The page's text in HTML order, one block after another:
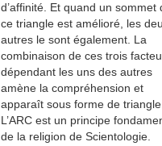
d’affinité. Et quand un sommet
ce triangle est amélioré, les
autres le sont également. La
combinaison de ces trois
dépendant les uns des autres
amène la compréhension et
apparaît sous forme de
L’ARC est un principe
de la religion de Scientologie.